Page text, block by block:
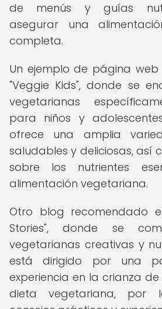
de menús y guías
asegurar una
completa.
Un ejemplo de página web
"Veggie Kids", donde se
vegetarianas
para niños y
ofrece una amplia
saludables y deliciosas, así
sobre los nutrientes
alimentación vegetariana.
Otro blog recomendado
Stories", donde se
vegetarianas creativas y
está dirigido por una
experiencia en la crianza de
dieta vegetariana, por